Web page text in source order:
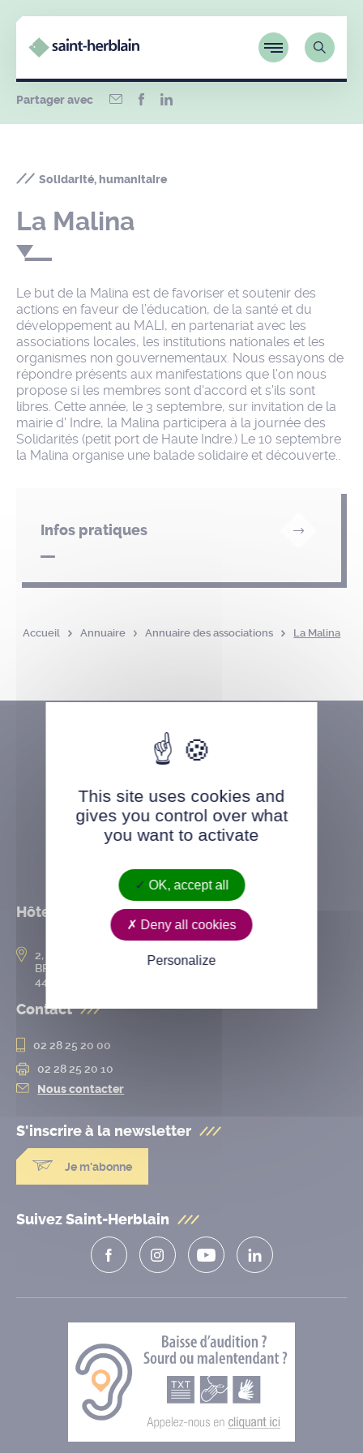
Partager avec
Solidarité, humanitaire
La Malina
Infos pratiques
Le but de la Malina est de favoriser et soutenir des
actions en faveur de l’éducation, de la santé et du
développement au MALI, en partenariat avec les
associations locales, les institutions nationales et les
organismes non gouvernementaux. Nous essayons de
répondre présents aux manifestations que l'on nous
propose si les membres sont d'accord et s'ils sont
libres. Cette année, le 3 septembre, sur invitation de la
mairie d' Indre, la Malina participera à la journée des
Solidarités (petit port de Haute Indre.) Le 10 septembre
la Malina organise une balade solidaire et découverte..
Accueil Annuaire Annuaire des associations La Malina
Hôtel de ville
2, rue de l’Hôtel-de-Ville
BP 50167
44802 Saint-Herblain cedex
Contact
02 28 25 20 00
02 28 25 20 10
Nous contacter
S'inscrire à la newsletter
Je m'abonne
Suivez Saint-Herblain
This site uses cookies and
gives you control over what
you want to activate
OK, accept all
Deny all cookies
Personalize